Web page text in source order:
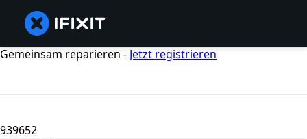
Gemeinsam reparieren - Jetzt registrieren
939652